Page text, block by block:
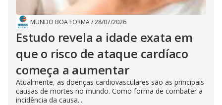
MUNDO BOA FORMA/28/07/2026
Estudo revela a idade exata em
que o risco de ataque cardíaco
começa a aumentar
Atualmente, as doenças cardiovasculares são as principais
causas de mortes no mundo. Como forma de combater a
incidência da causa...